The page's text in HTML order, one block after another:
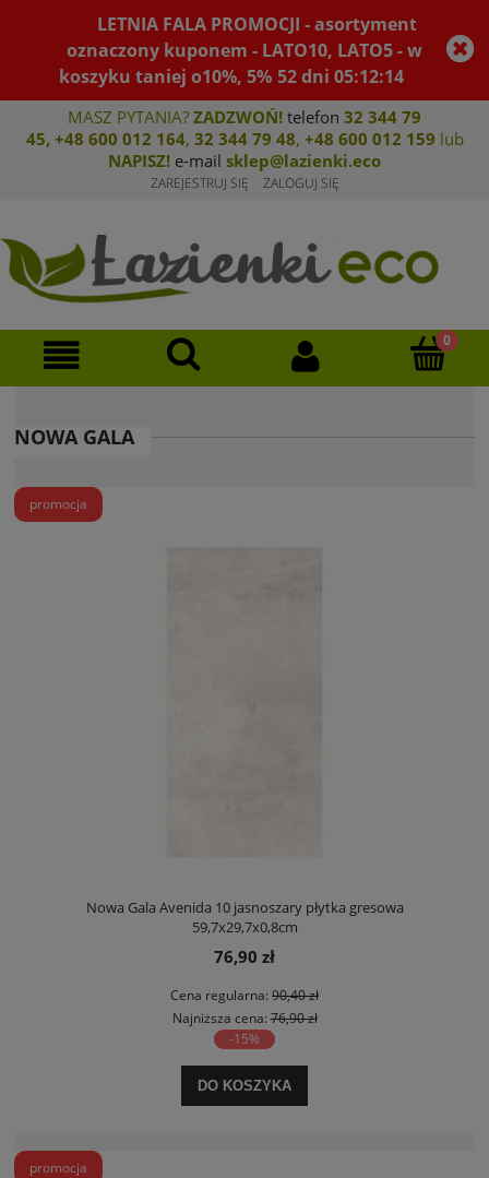
LETNIA FALA PROMOCJI - asortyment
oznaczony kuponem - LATO10, LATO5 - w
koszyku taniej o10%, 5% 52dni05:12:13
MASZ PYTANIA? ZADZWOŃ! telefon 32 344 79
45, +48 600 012 164, 32 344 79 48, +48 600 012 159 lub
NAPISZ! e-mail sklep@lazienki.eco
ZAREJESTRUJ SIĘ ZALOGUJ SIĘ
NOWA GALA
Nowa Gala Avenida 10 jasnoszary płytka gresowa
59,7x29,7x0,8cm
76,90 zł
Cena regularna: 90,40 zł
Najniższa cena:76,90 zł
-15%
DO KOSZYKA
promocja
promocja